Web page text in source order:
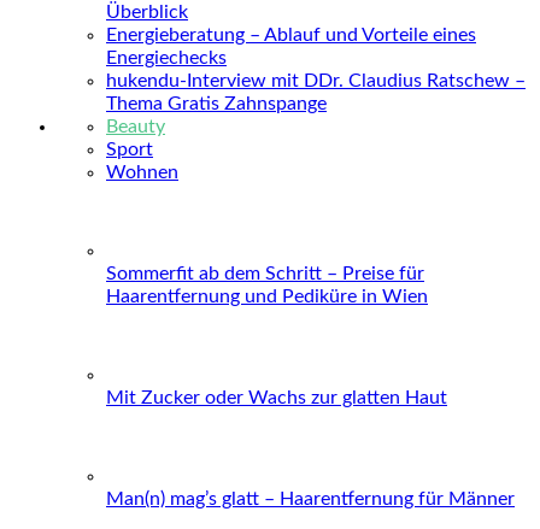
Überblick
Energieberatung – Ablauf und Vorteile eines
Energiechecks
hukendu-Interview mit DDr. Claudius Ratschew –
Thema Gratis Zahnspange
Beauty
Sport
Wohnen
Sommerfit ab dem Schritt – Preise für
Haarentfernung und Pediküre in Wien
Mit Zucker oder Wachs zur glatten Haut
Man(n) mag’s glatt – Haarentfernung für Männer